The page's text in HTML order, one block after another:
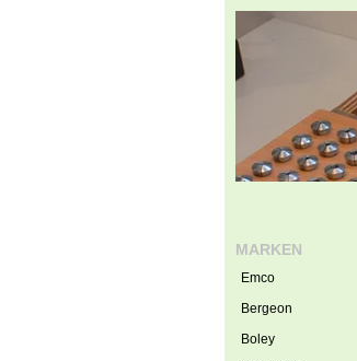
MARKEN
Emco
Bergeon
Boley